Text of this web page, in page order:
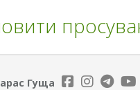
Гуща